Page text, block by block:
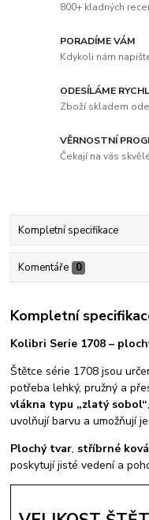
800+ kladných
PORADÍME VÁM
Kdykoli nám
ODESÍLÁME
Zboží skladem
VĚRNOSTNÍ
Čekají na vás
Kompletní specifikace
Komentáře 0
Kompletní
Kolibri Serie 1708 –
Štětce série 1708 jsou
potřeba lehký, pružný a
vlákna typu „zlatý sobol“
uvolňují barvu a umožňují
Plochý tvar, stříbrné
poskytují jisté vedení a